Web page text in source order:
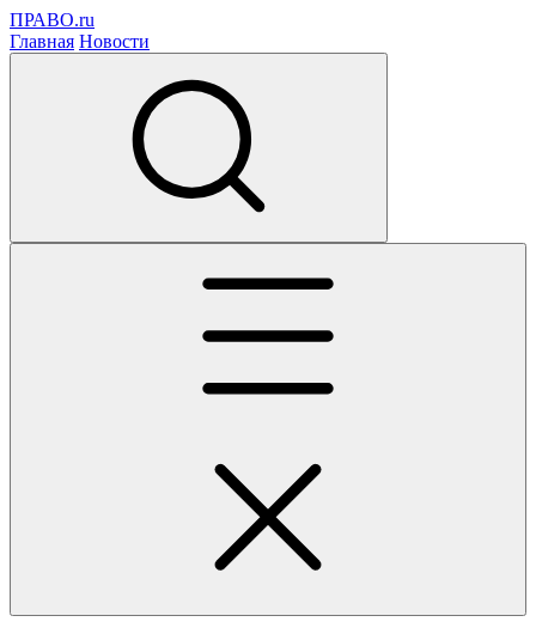
ПРАВО.ru
Главная Новости